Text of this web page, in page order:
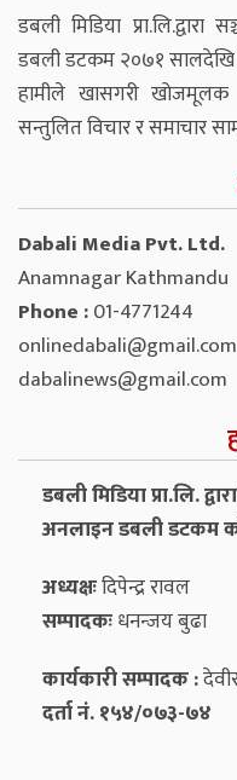
डबली मिडिया
डबली डटकम २०७१ सालदेखि
हामीले खासगरी खोजमूलक
सन्तुलित विचार र समाचार
Dabali Media Pvt. Ltd.
Anamnagar Kathmandu
Phone :01-4771244
onlinedabali@gmail.com
dabalinews@gmail.com
डबली मिडिया प्रा.लि.
अनलाइन डबली डटकम
अध्यक्षःदिपेन्द्र रावल
सम्पादकःधनन्‍जय बुढा
कार्यकारी सम्पादक :
दर्ता नं. १५४/०७३-७४